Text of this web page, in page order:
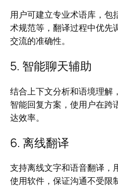
用户可建立专业术语库，包
术规范等，翻译过程中优先
交流的准确性。
5. 智能聊天辅助
结合上下文分析和语境理解
智能回复方案，使用户在跨
达效率。
6. 离线翻译
支持离线文字和语音翻译，
使用软件，保证沟通不受限